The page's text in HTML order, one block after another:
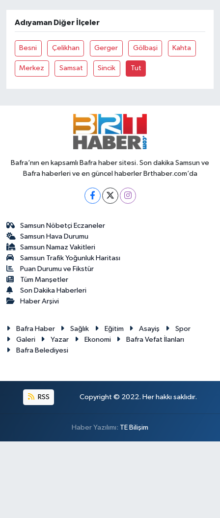
Adıyaman Diğer İlçeler
Besni Çelikhan Gerger Gölbaşi Kahta
Merkez Samsat Sincik Tut
Bafra’nın en kapsamlı Bafra haber sitesi. Son dakika Samsun ve
Bafra haberleri ve en güncel haberler Brthaber.com’da
Samsun Nöbetçi Eczaneler
Samsun Hava Durumu
Samsun Namaz Vakitleri
Samsun Trafik Yoğunluk Haritası
Puan Durumu ve Fikstür
Tüm Manşetler
Son Dakika Haberleri
Haber Arşivi
Bafra Haber Sağlık Eğitim Asayiş
Spor
Galeri
Yazar Ekonomi
Bafra Vefat İlanları
Bafra Belediyesi
RSS Copyright © 2022. Her hakkı saklıdır.
Haber Yazılımı: TE Bilişim